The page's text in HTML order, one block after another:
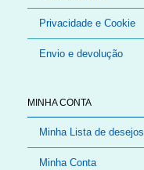
Privacidade e Cookie
Envio e devolução
MINHA CONTA
Minha Lista de desejos
Minha Conta